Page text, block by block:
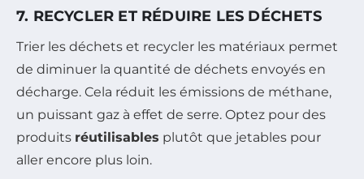
7. RECYCLER ET RÉDUIRE LES DÉCHETS
Trier les déchets et recycler les matériaux permet
de diminuer la quantité de déchets envoyés en
décharge. Cela réduit les émissions de méthane,
un puissant gaz à effet de serre. Optez pour des
produits réutilisables plutôt que jetables pour
aller encore plus loin.